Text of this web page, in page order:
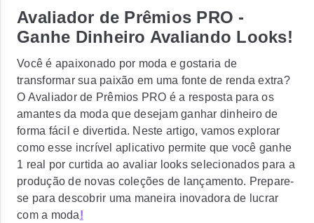
Avaliador de Prêmios PRO -
Ganhe Dinheiro Avaliando Looks!
Você é apaixonado por moda e gostaria de
transformar sua paixão em uma fonte de renda extra?
O Avaliador de Prêmios PRO é a resposta para os
amantes da moda que desejam ganhar dinheiro de
forma fácil e divertida. Neste artigo, vamos explorar
como esse incrível aplicativo permite que você ganhe
1 real por curtida ao avaliar looks selecionados para a
produção de novas coleções de lançamento. Prepare-
se para descobrir uma maneira inovadora de lucrar
com a moda!